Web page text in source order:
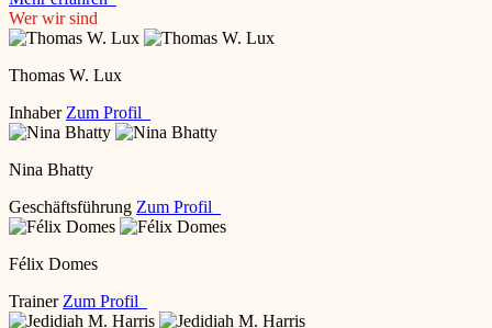
Wer wir sind
Thomas W. Lux
Inhaber Zum Profil
Nina Bhatty
Geschäftsführung Zum Profil
Félix Domes
Trainer Zum Profil